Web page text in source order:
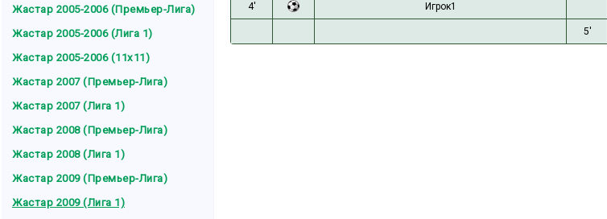
Жастар 2005-2006 (Премьер-Лига)
Жастар 2005-2006 (Лига 1)
Жастар 2005-2006 (11x11)
Жастар 2007 (Премьер-Лига)
Жастар 2007 (Лига 1)
Жастар 2008 (Премьер-Лига)
Жастар 2008 (Лига 1)
Жастар 2009 (Премьер-Лига)
Жастар 2009 (Лига 1)
4' Игрок1
5'